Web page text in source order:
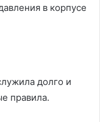
в корпусе
долго и
правила.